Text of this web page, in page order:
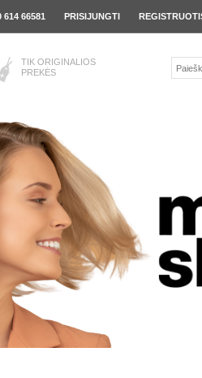
614 66581 PRISIJUNGTI
TIK ORIGINALIOS
PREKĖS